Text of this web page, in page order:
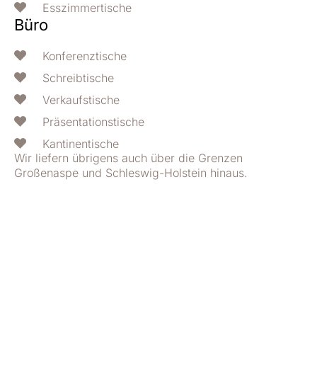
Esszimmertische
Büro
Konferenztische
Schreibtische
Verkaufstische
Präsentationstische
Kantinentische
Wir liefern übrigens auch über die Grenzen
Großenaspe und Schleswig-Holstein hinaus.